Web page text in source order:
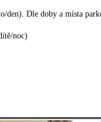
den). Dle doby a místa
noc)